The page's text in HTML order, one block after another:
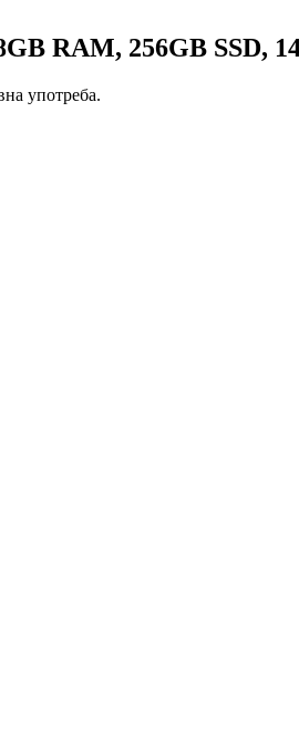
RAM, 256GB SSD,
употреба.